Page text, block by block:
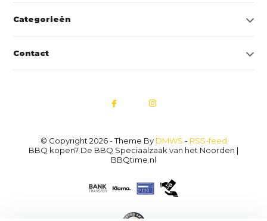
Categorieën
Contact
© Copyright 2026 - Theme By DMWS - RSS-feed
BBQ kopen? De BBQ Speciaalzaak van het Noorden |
BBQtime.nl